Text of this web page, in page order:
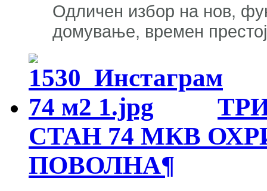
Одличен избор на нов,
домување, времен
СТАН 74 МКВ
ПОВОЛНА¶